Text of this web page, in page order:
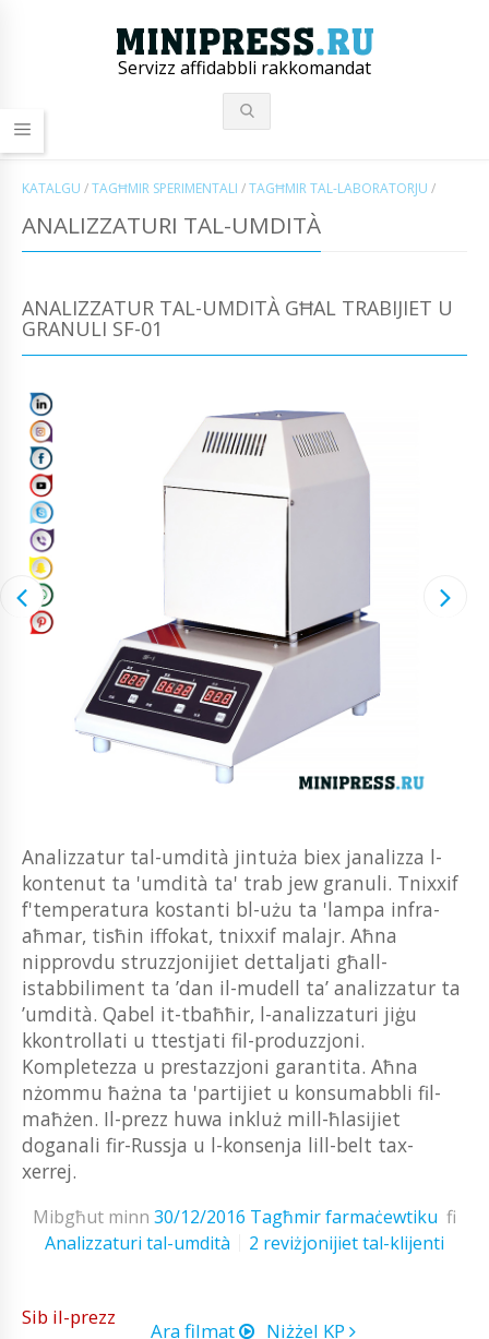
Servizz affidabbli rakkomandat
KATALGU /TAGĦMIR SPERIMENTALI /TAGĦMIR TAL-LABORATORJU /
ANALIZZATURI TAL-UMDITÀ
ANALIZZATUR TAL-UMDITÀ GĦAL TRABIJIET U
GRANULI SF-01
Analizzatur tal-umdità jintuża biex janalizza l-
kontenut ta 'umdità ta' trab jew granuli. Tnixxif
f'temperatura kostanti bl-użu ta 'lampa infra-
aħmar, tisħin iffokat, tnixxif malajr. Aħna
nipprovdu struzzjonijiet dettaljati għall-
istabbiliment ta ’dan il-mudell ta’ analizzatur ta
’umdità. Qabel it-tbaħħir, l-analizzaturi jiġu
kkontrollati u ttestjati fil-produzzjoni.
Kompletezza u prestazzjoni garantita. Aħna
nżommu ħażna ta 'partijiet u konsumabbli fil-
maħżen. Il-prezz huwa inkluż mill-ħlasijiet
doganali fir-Russja u l-konsenja lill-belt tax-
xerrej.
Mibgħut minn 30/12/2016 Tagħmir farmaċewtiku fi
Analizzaturi tal-umdità
2 reviżjonijiet tal-klijenti
Sib il-prezz
Ara filmat Niżżel KP